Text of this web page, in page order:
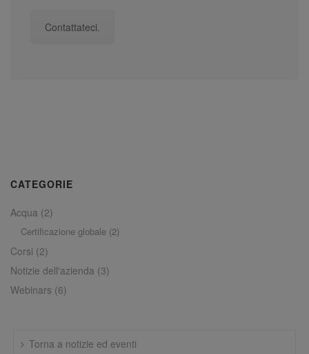
Contattateci.
CATEGORIE
Acqua (2)
Certificazione globale (2)
Corsi (2)
Notizie dell'azienda (3)
Webinars (6)
Torna a notizie ed eventi